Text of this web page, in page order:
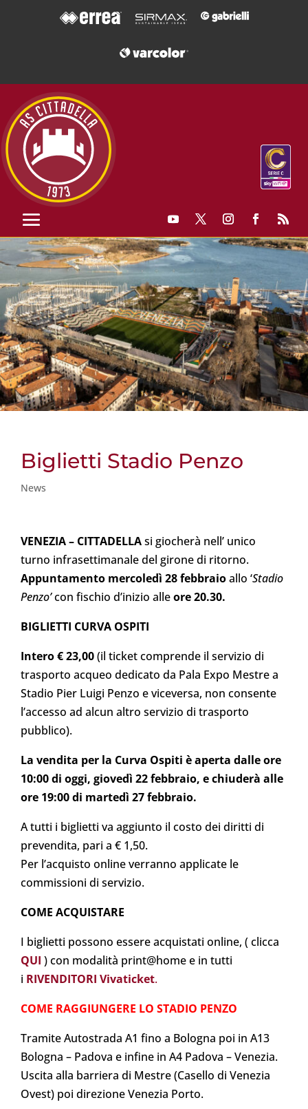
Biglietti Stadio Penzo
News
VENEZIA – CITTADELLAsi giocherà nell’ unico
turno infrasettimanale del girone di ritorno.
Appuntamento mercoledì 28 febbraioallo ‘Stadio
Penzo’con fischio d’inizio alleore 20.30.
BIGLIETTI CURVA OSPITI
Intero € 23,00(il ticket comprende il servizio di
trasporto acqueo dedicato da Pala Expo Mestre a
Stadio Pier Luigi Penzo e viceversa, non consente
l’accesso ad alcun altro servizio di trasporto
pubblico).
La vendita per la Curva Ospiti è aperta dalle ore
10:00 di oggi, giovedì 22 febbraio, e chiuderà alle
ore 19:00 di martedì 27 febbraio.
A tutti i biglietti va aggiunto il costo dei diritti di
prevendita, pari a € 1,50.
Per l’acquisto online verranno applicate le
commissioni di servizio.
COME ACQUISTARE
I biglietti possono essere acquistati online, ( clicca
QUI )con modalità print@home e in tutti
i RIVENDITORI Vivaticket.
COME RAGGIUNGERE LO STADIO PENZO
Tramite Autostrada A1 fino a Bologna poi in A13
Bologna – Padova e infine in A4 Padova – Venezia.
Uscita alla barriera di Mestre (Casello di Venezia
Ovest) poi direzione Venezia Porto.